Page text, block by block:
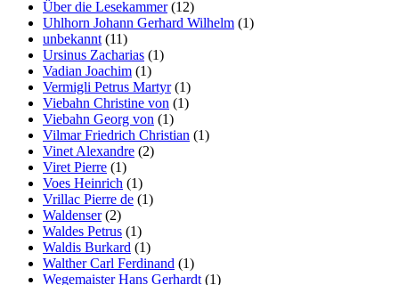
Über die Lesekammer(12)
Uhlhorn Johann Gerhard Wilhelm (1)
unbekannt (11)
Ursinus Zacharias (1)
Vadian Joachim (1)
Vermigli Petrus Martyr(1)
Viebahn Christine von (1)
Viebahn Georg von (1)
Vilmar Friedrich Christian (1)
Vinet Alexandre (2)
Viret Pierre (1)
Voes Heinrich (1)
Vrillac Pierre de (1)
Waldenser(2)
Waldes Petrus (1)
Waldis Burkard (1)
Walther Carl Ferdinand (1)
Wegemaister Hans Gerhardt (1)